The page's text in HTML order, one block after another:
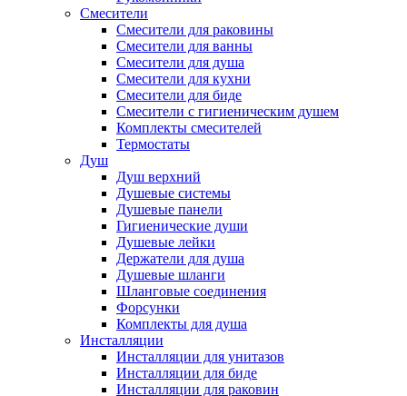
Смесители
Смесители для раковины
Смесители для ванны
Смесители для душа
Смесители для кухни
Смесители для биде
Смесители с гигиеническим душем
Комплекты смесителей
Термостаты
Душ
Душ верхний
Душевые системы
Душевые панели
Гигиенические души
Душевые лейки
Держатели для душа
Душевые шланги
Шланговые соединения
Форсунки
Комплекты для душа
Инсталляции
Инсталляции для унитазов
Инсталляции для биде
Инсталляции для раковин